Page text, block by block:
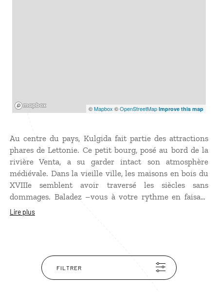
©Mapbox ©OpenStreetMap Improve this map
Au centre du pays, Kulgida fait partie des attractions
phares de Lettonie. Ce petit bourg, posé au bord de la
rivière Venta, a su garder intact son atmosphère
médiévale. Dans la vieille ville, les maisons en bois du
XVIIIe semblent avoir traversé les siècles sans
dommages. Baladez –vous à votre rythme en faisant
quelques arrêts dans les églises luthériennes et
profondes d’Europe, Ventas Rumba, qui descendent à
près 250 m.
Lire plus
FILTRER